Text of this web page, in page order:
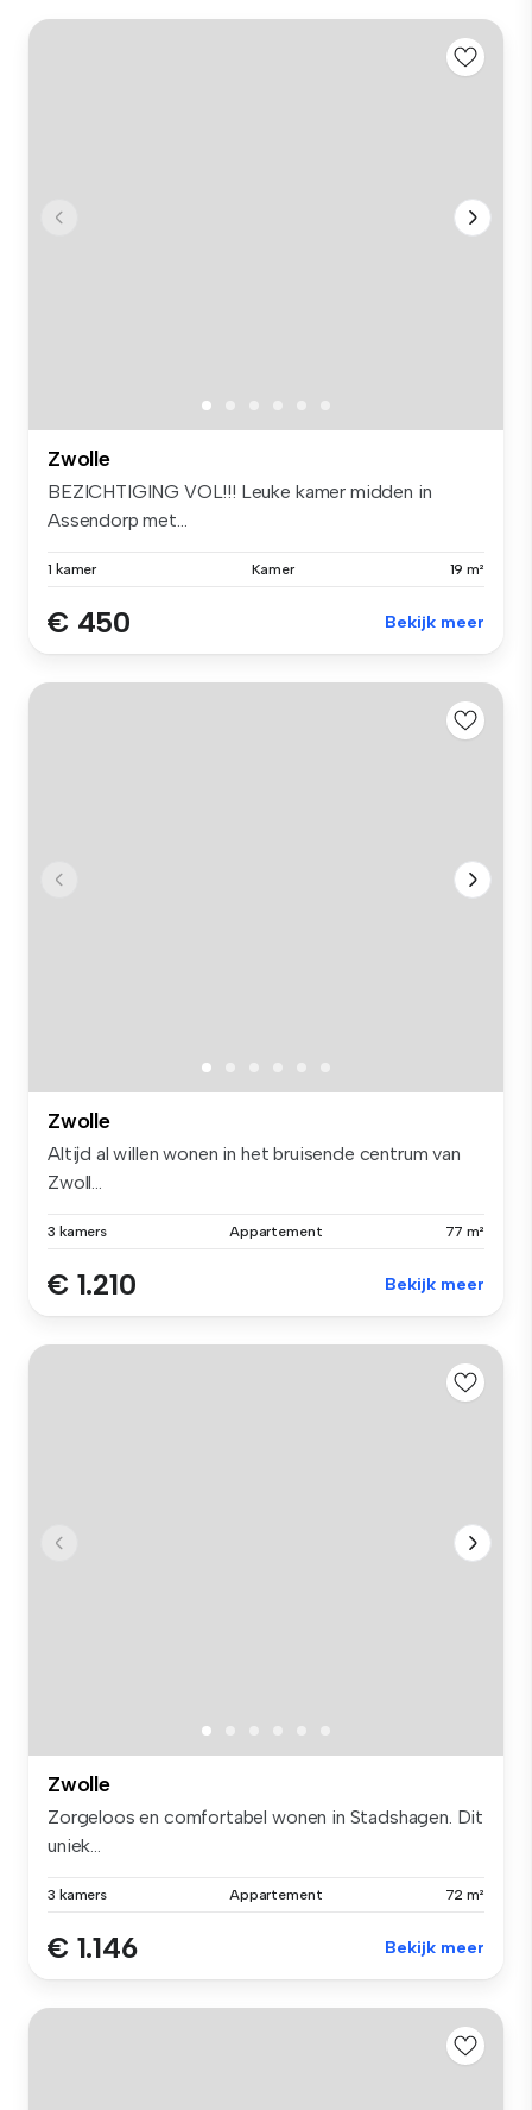
Zwolle
BEZICHTIGING VOL!!! Leuke kamer midden in
Assendorp met...
1 kamer Kamer 19 m²
€ 450 Bekijk meer
Zwolle
Altijd al willen wonen in het bruisende centrum van
Zwoll...
3 kamers Appartement 77 m²
€ 1.210 Bekijk meer
Zwolle
Zorgeloos en comfortabel wonen in Stadshagen. Dit
uniek...
3 kamers Appartement 72 m²
€ 1.146 Bekijk meer